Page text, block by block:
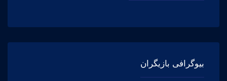
بیوگرافی بازیگران